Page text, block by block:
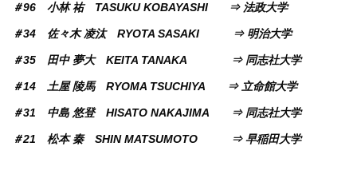
＃96 小林 祐 TASUKU KOBAYASHI ⇒ 法政大学
＃34 佐々木 凌汰 RYOTA SASAKI ⇒ 明治大学
＃35 田中 夢大 KEITA TANAKA ⇒ 同志社大学
＃14 土屋 陵馬 RYOMA TSUCHIYA ⇒ 立命館大学
＃31 中島 悠登 HISATO NAKAJIMA ⇒ 同志社大学
＃21 松本 秦 SHIN MATSUMOTO ⇒ 早稲田大学